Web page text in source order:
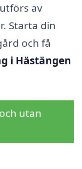
av
Starta din
och få
i Hästängen
utan